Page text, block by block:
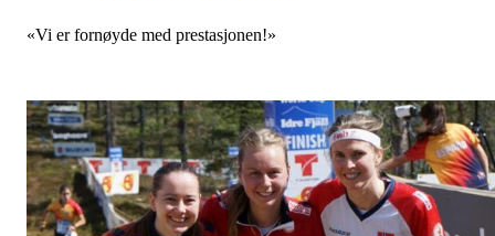
«Vi er fornøyde med prestasjonen!»